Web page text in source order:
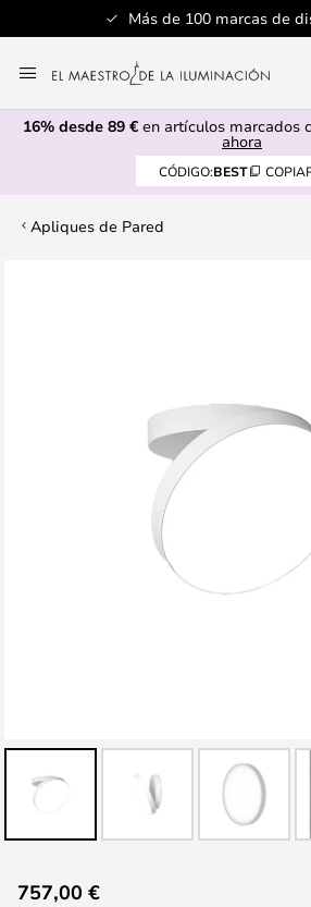
Más de 100 marcas de
al
contenido
16% desde 89 € en artículos marcados
ahora
CÓDIGO:BEST
Apliques de Pared
757,00 €